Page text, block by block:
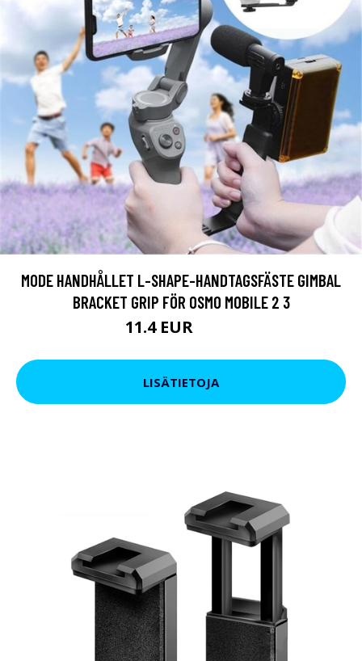
MODE HANDHÅLLET L-SHAPE-HANDTAGSFÄSTE GIMBAL
BRACKET GRIP FÖR OSMO MOBILE 2 3
11.4 EUR
LISÄTIETOJA